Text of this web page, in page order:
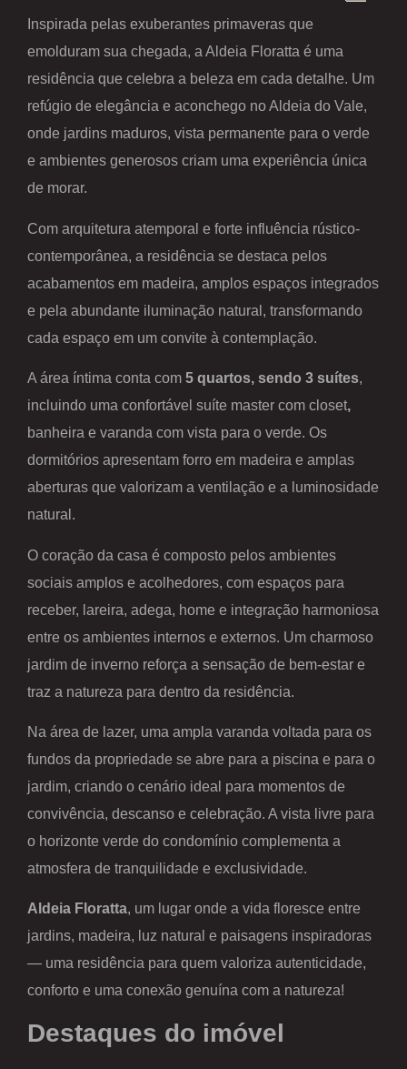
Inspirada pelas exuberantes primaveras que
emolduram sua chegada, a Aldeia Floratta é uma
residência que celebra a beleza em cada detalhe. Um
refúgio de elegância e aconchego no Aldeia do Vale,
onde jardins maduros, vista permanente para o verde
e ambientes generosos criam uma experiência única
de morar.
Com arquitetura atemporal e forte influência rústico-
contemporânea, a residência se destaca pelos
acabamentos em madeira, amplos espaços integrados
e pela abundante iluminação natural, transformando
cada espaço em um convite à contemplação.
A área íntima conta com 5 quartos, sendo 3 suítes,
incluindo uma confortável suíte master com closet,
banheira e varanda com vista para o verde. Os
dormitórios apresentam forro em madeira e amplas
aberturas que valorizam a ventilação e a luminosidade
natural.
O coração da casa é composto pelos ambientes
sociais amplos e acolhedores, com espaços para
receber, lareira, adega, home e integração harmoniosa
entre os ambientes internos e externos. Um charmoso
jardim de inverno reforça a sensação de bem-estar e
traz a natureza para dentro da residência.
Na área de lazer, uma ampla varanda voltada para os
fundos da propriedade se abre para a piscina e para o
jardim, criando o cenário ideal para momentos de
convivência, descanso e celebração. A vista livre para
o horizonte verde do condomínio complementa a
atmosfera de tranquilidade e exclusividade.
Aldeia Floratta, um lugar onde a vida floresce entre
jardins, madeira, luz natural e paisagens inspiradoras
— uma residência para quem valoriza autenticidade,
conforto e uma conexão genuína com a natureza!
Destaques do imóvel